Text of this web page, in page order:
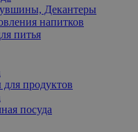
Декантеры
напитков
питья
продуктов
посуда